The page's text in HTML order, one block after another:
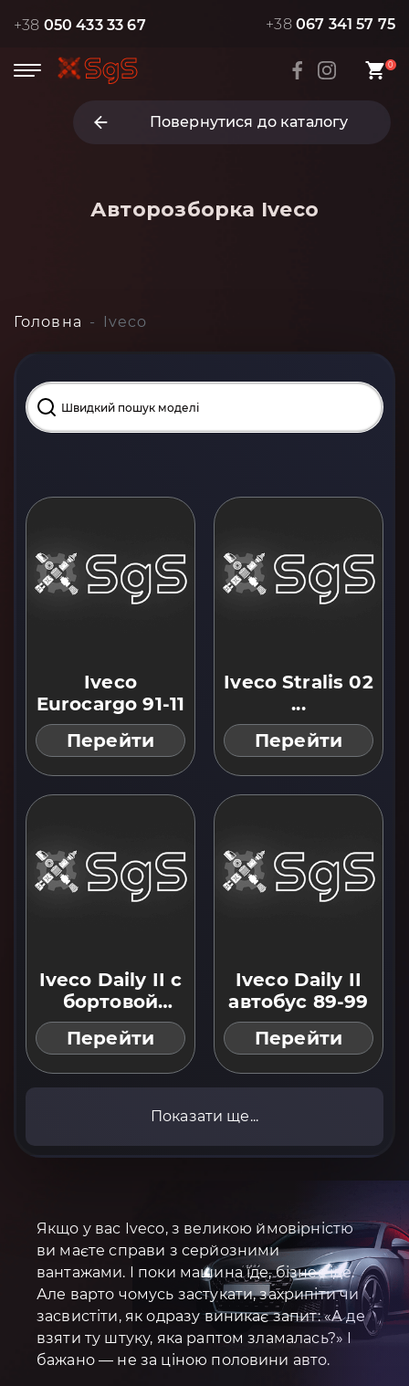
+38 050 433 33 67 +38 067 341 57 75
0
Повернутися до каталогу
Авторозборка Iveco
Головна Iveco
Iveco
Eurocargo 91-11
Перейти
Iveco Stralis 02
...
Перейти
Iveco Daily II с
бортовой
платформой
99-06
Перейти
Iveco Daily II
автобус 89-99
Перейти
Показати ще...
Якщо у вас Iveco, з великою ймовірністю
ви маєте справи з серйозними
вантажами. І поки машина їде, бізнес іде.
Але варто чомусь застукати, захрипіти чи
засвистіти, як одразу виникає запит: «А де
взяти ту штуку, яка раптом зламалась?» І
бажано — не за ціною половини авто.